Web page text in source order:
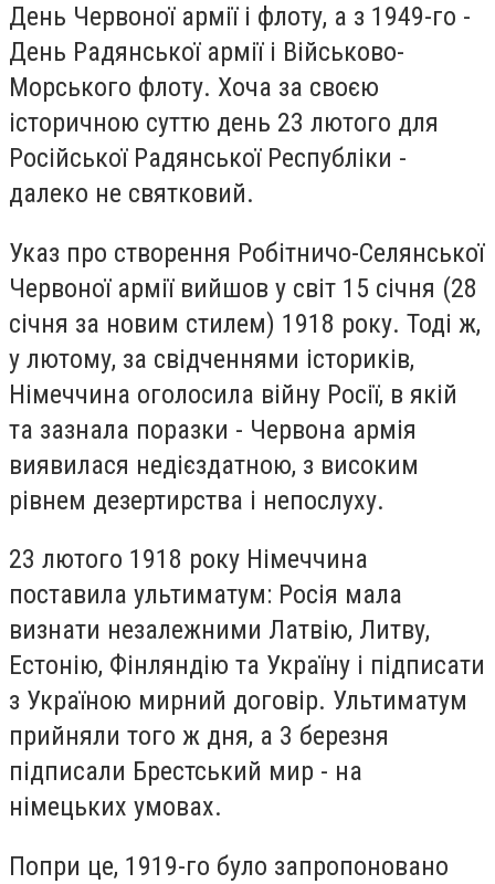
День Червоної армії і флоту, а з 1949-го -
День Радянської армії і Військово-
Морського флоту. Хоча за своєю
історичною суттю день 23 лютого для
Російської Радянської Республіки -
далеко не святковий.
Указ про створення Робітничо-Селянської
Червоної армії вийшов у світ 15 січня (28
січня за новим стилем) 1918 року. Тоді ж,
у лютому, за свідченнями істориків,
Німеччина оголосила війну Росії, в якій
та зазнала поразки - Червона армія
виявилася недієздатною, з високим
рівнем дезертирства і непослуху.
23 лютого 1918 року Німеччина
поставила ультиматум: Росія мала
визнати незалежними Латвію, Литву,
Естонію, Фінляндію та Україну і підписати
з Україною мирний договір. Ультиматум
прийняли того ж дня, а 3 березня
підписали Брестський мир - на
німецьких умовах.
Попри це, 1919-го було запропоновано